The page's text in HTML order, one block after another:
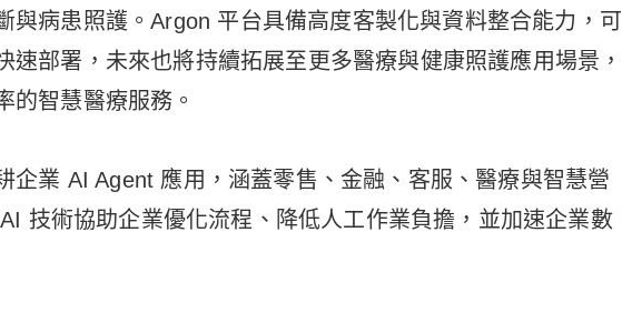
與病患照護。Argon 平台具備高度客製化與資料整合能力，可
速部署，未來也將持續拓展至更多醫療與健康照護應用場景，
的智慧醫療服務。
企業 AI Agent 應用，涵蓋零售、金融、客服、醫療與智慧營
技術協助企業優化流程、降低人工作業負擔，並加速企業數